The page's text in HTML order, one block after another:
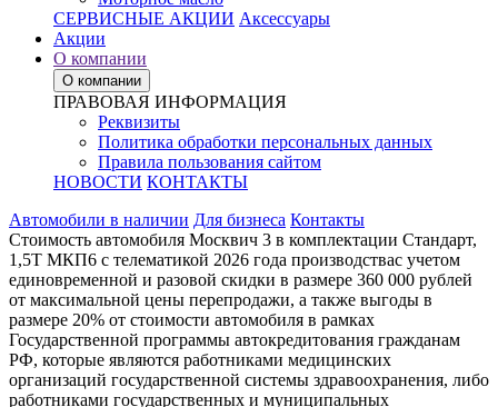
СЕРВИСНЫЕ АКЦИИ Аксессуары
Акции
О компании
О компании
ПРАВОВАЯ ИНФОРМАЦИЯ
Реквизиты
Политика обработки персональных данных
Правила пользования сайтом
НОВОСТИ КОНТАКТЫ
Автомобили в наличии Для бизнеса Контакты
Стоимость автомобиля Москвич 3 в комплектации Стандарт,
1,5Т МКП6 с телематикой 2026 года производствас учетом
единовременной и разовой скидки в размере 360 000 рублей
от максимальной цены перепродажи, а также выгоды в
размере 20% от стоимости автомобиля в рамках
Государственной программы автокредитования гражданам
РФ, которые являются работниками медицинских
организаций государственной системы здравоохранения, либо
работниками государственных и муниципальных